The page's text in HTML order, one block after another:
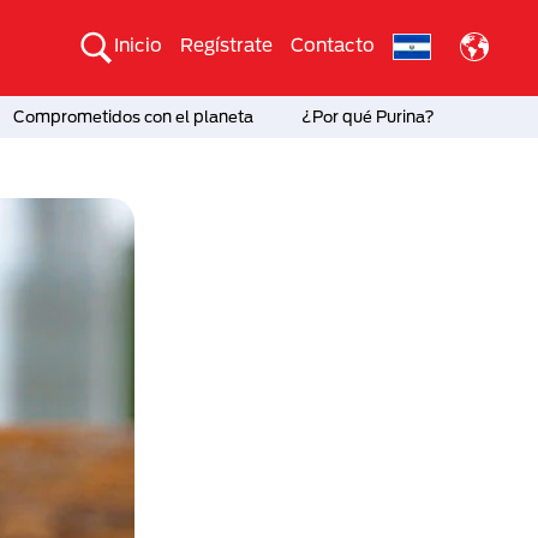
Inicio Regístrate Contacto
Comprometidos con el planeta ¿Por qué Purina?